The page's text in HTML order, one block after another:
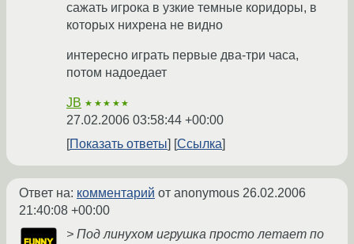
сажать игрока в узкие темные коридоры, в
которых нихрена не видно
интересно играть первые два-три часа,
потом надоедает
JB ★★★★★
27.02.2006 03:58:44 +00:00
Показать ответы
Ссылка
Ответ на: комментарий от anonymous 26.02.2006
21:40:08 +00:00
> Под линухом игрушка просто летает по